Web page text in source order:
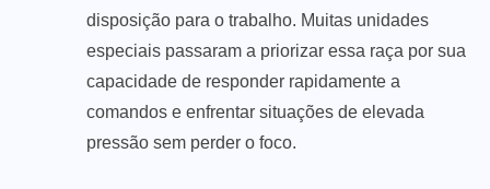
disposição para o trabalho. Muitas unidades
especiais passaram a priorizar essa raça por sua
capacidade de responder rapidamente a
comandos e enfrentar situações de elevada
pressão sem perder o foco.